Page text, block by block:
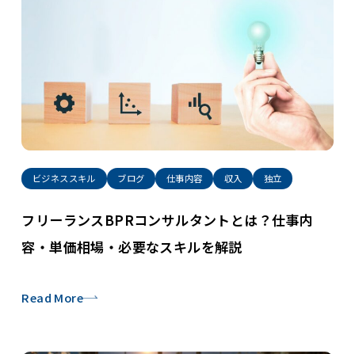
ビジネススキル ブログ 仕事内容 収入 独立
フリーランスBPRコンサルタントとは？仕事内
容・単価相場・必要なスキルを解説
Read More